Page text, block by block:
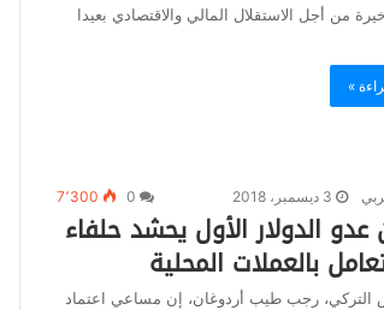
من أجل الاستقلال المالي والاقتصادي بعيدا
»
3 ديسمبر، 2018 7٬300
عدو الدولار الأول يحشد حلفاء
بالعملات المحلية
التركي، رجب طيب أردوغان، إن مساعي اعتماد